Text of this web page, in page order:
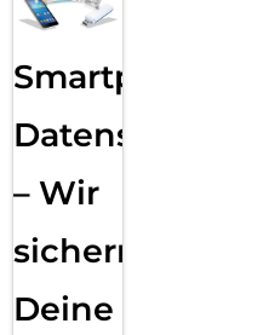
Smartphone
Datensicherung
– Wir
sichern
Deine